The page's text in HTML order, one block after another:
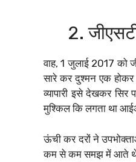
2.
वाह, 1 जुलाई 2017 को
सारे कर दुश्मन एक
व्यापारी इसे देखकर
मुश्किल कि लगता था
ऊंची कर दरों ने
कम से कम समझ में आते थे।